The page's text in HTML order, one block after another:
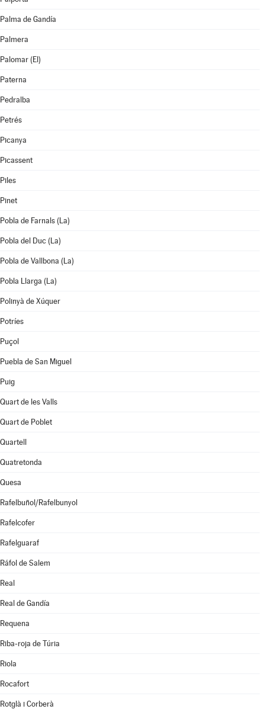
Palma de Gandía
Palmera
Palomar (El)
Paterna
Pedralba
Petrés
Picanya
Picassent
Piles
Pinet
Pobla de Farnals (La)
Pobla del Duc (La)
Pobla de Vallbona (La)
Pobla Llarga (La)
Polinyà de Xúquer
Potríes
Puçol
Puebla de San Miguel
Puig
Quart de les Valls
Quart de Poblet
Quartell
Quatretonda
Quesa
Rafelbuñol/Rafelbunyol
Rafelcofer
Rafelguaraf
Ráfol de Salem
Real
Real de Gandía
Requena
Riba-roja de Túria
Riola
Rocafort
Rotglà i Corberà